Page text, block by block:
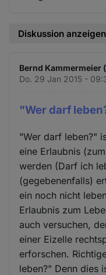
Diskussion anzeigen
Bernd Kammermeier
Do. 29 Jan 2015 -
"Wer darf
"Wer darf leben?"
eine Erlaubnis
werden (Darf ich
(gegebenenfalls)
ein noch nicht
Erlaubnis zum
auch versuchen,
einer Eizelle
erforschen.
leben?" Denn dies